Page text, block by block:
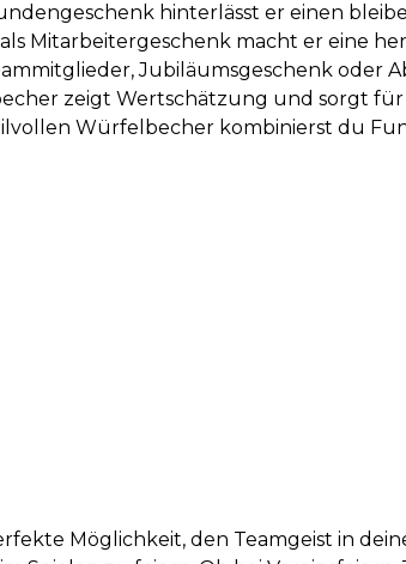
hinterlässt er einen
Mitarbeitergeschenk macht er eine
Jubiläumsgeschenk oder
zeigt Wertschätzung und sorgt
Würfelbecher kombinierst du
Möglichkeit, den Teamgeist in